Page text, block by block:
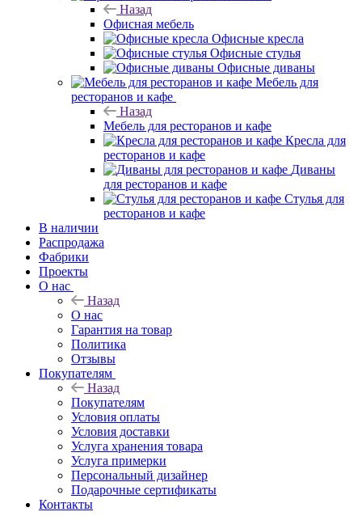
Назад
Офисная мебель
Офисные кресла
Офисные стулья
Офисные диваны
Мебель для
ресторанов и кафе
Назад
Мебель для ресторанов и кафе
Кресла для
ресторанов и кафе
Диваны
для ресторанов и кафе
Стулья для
ресторанов и кафе
В наличии
Распродажа
Фабрики
Проекты
О нас
Назад
О нас
Гарантия на товар
Политика
Отзывы
Покупателям
Назад
Покупателям
Условия оплаты
Условия доставки
Услуга хранения товара
Услуга примерки
Персональный дизайнер
Подарочные сертификаты
Контакты